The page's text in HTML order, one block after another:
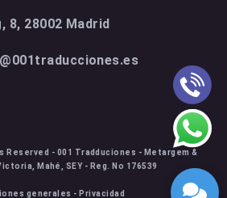
8, 28002 Madrid
Reserved - 001 Tradduciones - Metargem &
Mahé, SEY - Reg. No 176539
generales - Privacidad